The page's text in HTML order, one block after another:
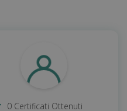
0 Certificati Ottenuti